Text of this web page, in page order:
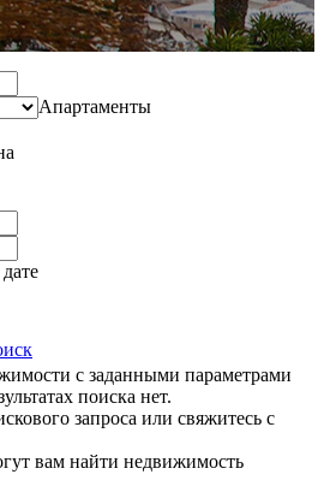
Апартаменты
с заданными параметрами
поиска нет.
запроса или свяжитесь с
вам найти недвижимость